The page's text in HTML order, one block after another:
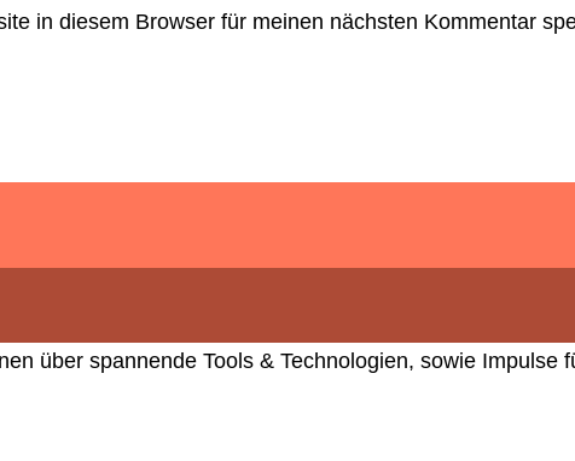
in diesem Browser für meinen nächsten Kommentar
über spannende Tools & Technologien, sowie